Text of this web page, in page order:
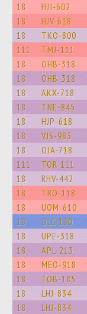
18 HJJ-602
18 HJV-618
18 TKO-800
111 TMJ-111
18 OHB-318
18 OHB-318
18 AKX-718
18 TNE-845
18 HJP-618
18 VJS-983
18 OJA-718
111 TOR-111
18 RHV-442
18 TRO-118
18 UOM-610
18 OLC-130
18 UPE-318
18 APL-213
18 MEO-918
18 TOB-185
18 LHJ-834
18 LHJ-834